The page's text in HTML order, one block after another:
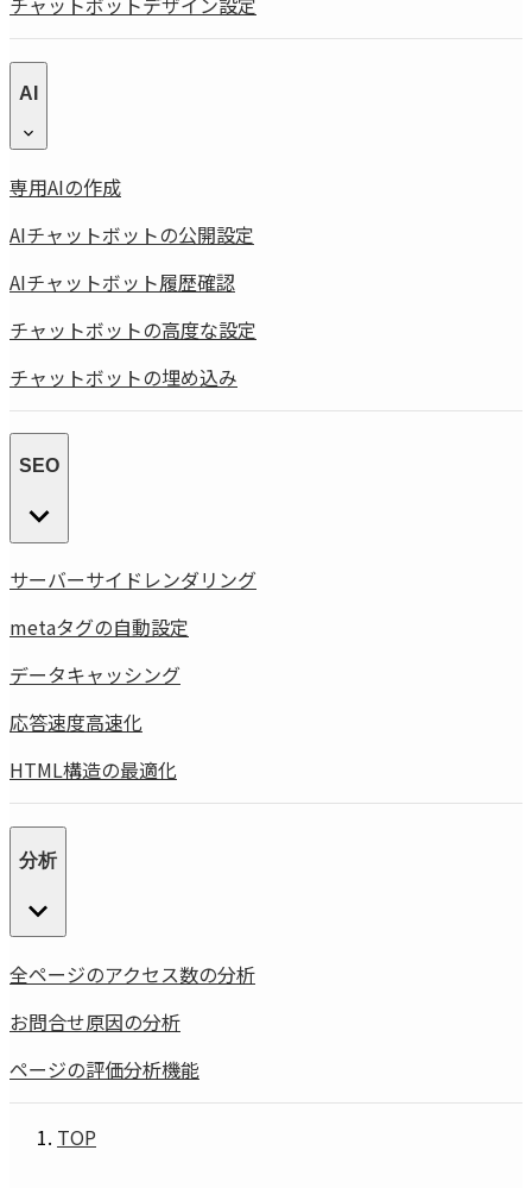
AI
専用AIの作成
AIチャットボットの公開設定
AIチャットボット履歴確認
チャットボットの高度な設定
チャットボットの埋め込み
SEO
サーバーサイドレンダリング
metaタグの自動設定
データキャッシング
応答速度高速化
HTML構造の最適化
分析
全ページのアクセス数の分析
お問合せ原因の分析
ページの評価分析機能
TOP